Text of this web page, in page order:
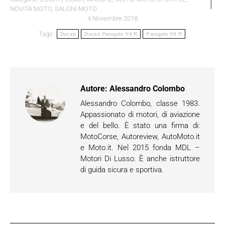
NOVITÀ MOTO, SALONI MOTO
4 Novembre 2018
Tags: Ducati Ducati Panigale V4 R Panigale V4 R
Autore: Alessandro Colombo
Alessandro Colombo, classe 1983.
Appassionato di motori, di aviazione
e del bello. È stato una firma di:
MotoCorse, Autoreview, AutoMoto.it
e Moto.it. Nel 2015 fonda MDL –
Motori Di Lusso. È anche istruttore
di guida sicura e sportiva.